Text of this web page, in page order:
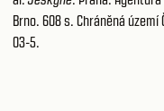
Brno. 608 s. Chráněná území
03-5.